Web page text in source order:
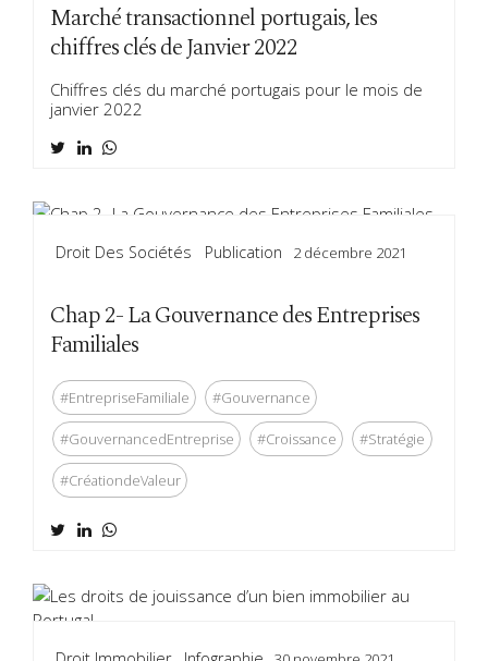
Marché transactionnel portugais, les
chiffres clés de Janvier 2022
Chiffres clés du marché portugais pour le mois de
janvier 2022
Droit Des Sociétés Publication 2 décembre 2021
Chap 2- La Gouvernance des Entreprises
Familiales
#EntrepriseFamiliale #Gouvernance
#GouvernancedEntreprise #Croissance #Stratégie
#CréationdeValeur